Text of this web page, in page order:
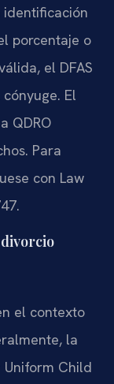
identificación
porcentaje o
el DFAS
El
QDRO
Para
con Law
divorcio
el contexto
la
Child